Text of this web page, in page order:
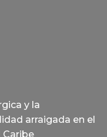
y la
arraigada en el
Caribe